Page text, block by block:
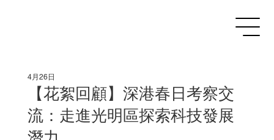
【花絮回顧】深港春日考察交
流：走進光明區探索科技發展
4月26日